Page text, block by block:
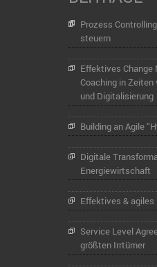
Prozess
steuern
Effektives Change
Coaching in
und Digitalisierung
Building an Agile
Digitale
Energiewirtschaft
Effektives &
Service Level
größten Irrtümer